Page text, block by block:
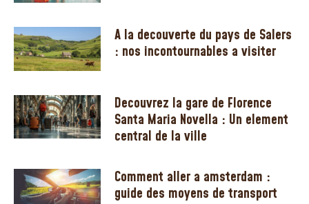
A la decouverte du pays de Salers
: nos incontournables a visiter
Decouvrez la gare de Florence
Santa Maria Novella : Un element
central de la ville
Comment aller a amsterdam :
guide des moyens de transport